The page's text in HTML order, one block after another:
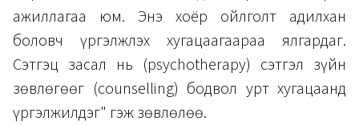
ажиллагаа юм. Энэ хоёр ойлголт адилхан
боловч үргэлжлэх хугацаагаараа ялгардаг.
Сэтгэц засал нь (psychotherapy) сэтгэл зүйн
зөвлөгөөг (counselling) бодвол урт хугацаанд
үргэлжилдэг" гэж зөвлөлөө.